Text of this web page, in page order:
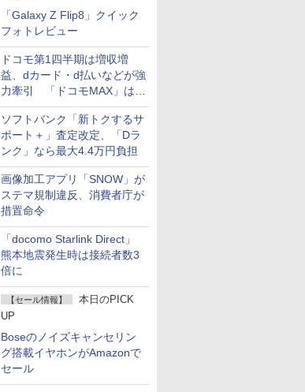
「Galaxy Z Flip8」クイック
フォトレビュー
ドコモ第1四半期は増収増
益、dカード・d払いなどが強
力牽引 「ドコモMAX」は
400万契約突破
ソフトバンク「新トクするサ
ポート＋」査定改定、「Dラ
ンク」なら最大4.4万円負担
画像加工アプリ「SNOW」が
ステマ規制違反、消費者庁が
措置命令
「docomo Starlink Direct」
熊本地震発生時は接続者数3
倍に
【セール情報】
本日のPICK
UP
Boseのノイズキャンセリン
グ搭載イヤホンがAmazonで
セール